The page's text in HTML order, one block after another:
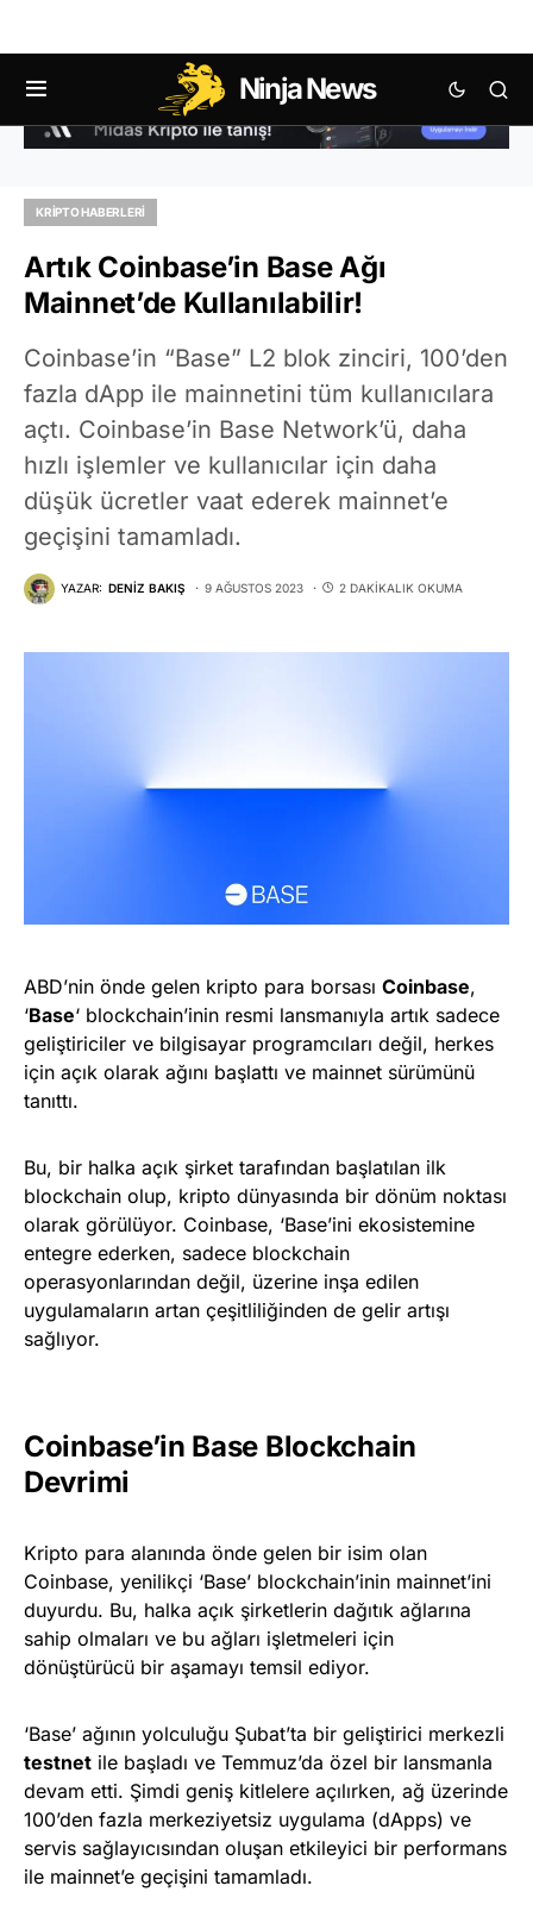
Ninja News
KRIPTO HABERLERI
Artık Coinbase’in Base Ağı
Mainnet’de Kullanılabilir!
Coinbase’in “Base” L2 blok zinciri, 100’den
fazla dApp ile mainnetini tüm kullanıcılara
açtı. Coinbase’in Base Network’ü, daha
hızlı işlemler ve kullanıcılar için daha
düşük ücretler vaat ederek mainnet’e
geçişini tamamladı.
YAZAR: DENIZ BAKIŞ 9 AĞUSTOS 2023 2 DAKIKALIK OKUMA
ABD’nin önde gelen kripto para borsası Coinbase,
‘Base‘ blockchain’inin resmi lansmanıyla artık sadece
geliştiriciler ve bilgisayar programcıları değil, herkes
için açık olarak ağını başlattı ve mainnet sürümünü
tanıttı.
Bu, bir halka açık şirket tarafından başlatılan ilk
blockchain olup, kripto dünyasında bir dönüm noktası
olarak görülüyor. Coinbase, ‘Base’ini ekosistemine
entegre ederken, sadece blockchain
operasyonlarından değil, üzerine inşa edilen
uygulamaların artan çeşitliliğinden de gelir artışı
sağlıyor.
Coinbase’in Base Blockchain
Devrimi
Kripto para alanında önde gelen bir isim olan
Coinbase, yenilikçi ‘Base’ blockchain’inin mainnet’ini
duyurdu. Bu, halka açık şirketlerin dağıtık ağlarına
sahip olmaları ve bu ağları işletmeleri için
dönüştürücü bir aşamayı temsil ediyor.
‘Base’ ağının yolculuğu Şubat’ta bir geliştirici merkezli
testnet ile başladı ve Temmuz’da özel bir lansmanla
devam etti. Şimdi geniş kitlelere açılırken, ağ üzerinde
100’den fazla merkeziyetsiz uygulama (dApps) ve
servis sağlayıcısından oluşan etkileyici bir performans
ile mainnet’e geçişini tamamladı.